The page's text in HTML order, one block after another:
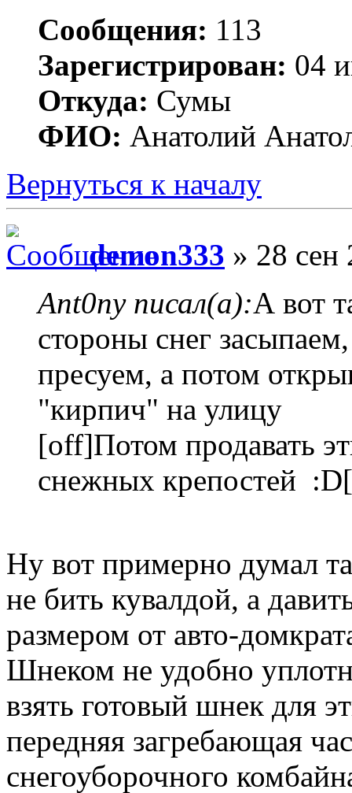
Сообщения: 113
Зарегистрирован: 04
Откуда: Сумы
ФИО: Анатолий
Вернуться к началу
demon333 » 28 сен
Ant0ny писал(а):А вот
стороны снег
пресуем, а потом
"кирпич" на улицу
[off]Потом продавать
снежных крепостей
Ну вот примерно думал
не бить кувалдой, а
размером от авто-
Шнеком не удобно
взять готовый шнек для
передняя загребающая
снегоуборочного